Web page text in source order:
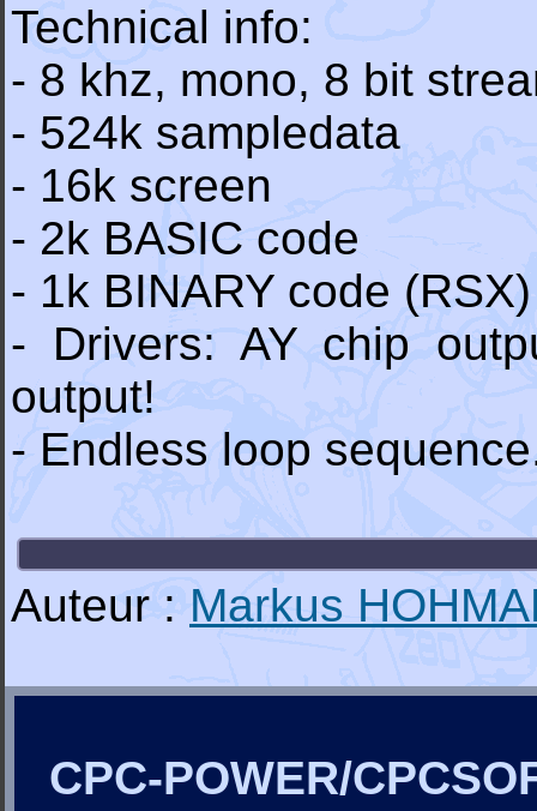
Technical info:
- 8 khz, mono, 8 bit
- 524k sampledata
- 16k screen
- 2k BASIC code
- 1k BINARY code (RSX)
- Drivers: AY chip
output!
- Endless loop
Auteur : Markus
CPC-POWER/